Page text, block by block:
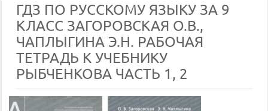
ГДЗ ПО РУССКОМУ ЯЗЫКУ ЗА 9
КЛАСС ЗАГОРОВСКАЯ О.В.,
ЧАПЛЫГИНА Э.Н. РАБОЧАЯ
ТЕТРАДЬ К УЧЕБНИКУ
РЫБЧЕНКОВА ЧАСТЬ 1, 2